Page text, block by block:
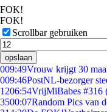
FOK!
FOK!
Scrollbar gebruiken
opslaan
009:49Vrouw krijgt 30
009:46PostNL-bezorger
1206:54VrijMiBabes #316
3500:07Random Pics van